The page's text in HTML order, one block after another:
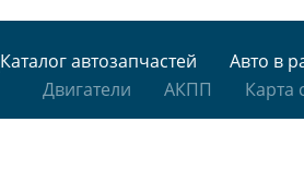
Каталог автозапчастей
Авто в
Двигатели
АКПП Карта